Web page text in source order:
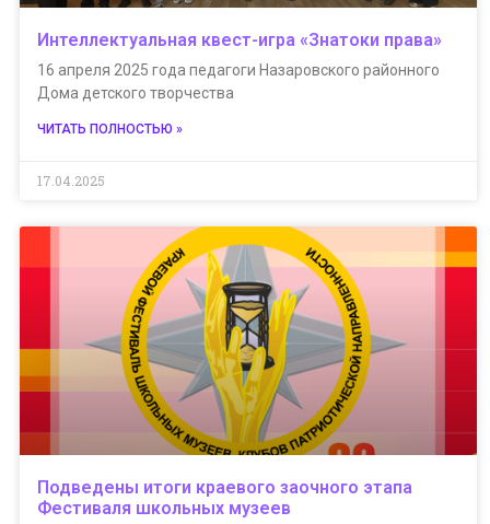
Интеллектуальная квест-игра «Знатоки права»
16 апреля 2025 года педагоги Назаровского районного
Дома детского творчества
ЧИТАТЬ ПОЛНОСТЬЮ »
17.04.2025
Подведены итоги краевого заочного этапа
Фестиваля школьных музеев